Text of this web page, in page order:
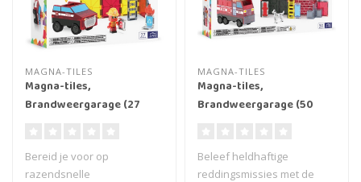
MAGNA-TILES
Magna-tiles,
Brandweergarage (27
Bereid je voor op
razendsnelle
MAGNA-TILES
Magna-tiles,
Brandweergarage (50
Beleef heldhaftige
reddingsmissies met de